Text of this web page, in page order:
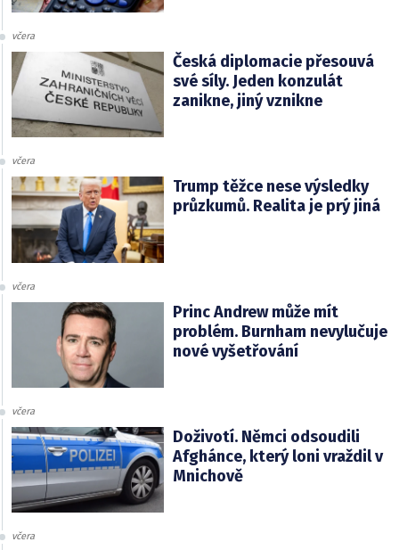
včera
Česká diplomacie přesouvá
své síly. Jeden konzulát
zanikne, jiný vznikne
včera
Trump těžce nese výsledky
průzkumů. Realita je prý jiná
včera
Princ Andrew může mít
problém. Burnham nevylučuje
nové vyšetřování
včera
Doživotí. Němci odsoudili
Afghánce, který loni vraždil v
Mnichově
včera